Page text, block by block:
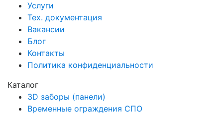
Услуги
Тех. документация
Вакансии
Блог
Контакты
Политика конфиденциальности
Каталог
3D заборы (панели)
Временные ограждения СПО